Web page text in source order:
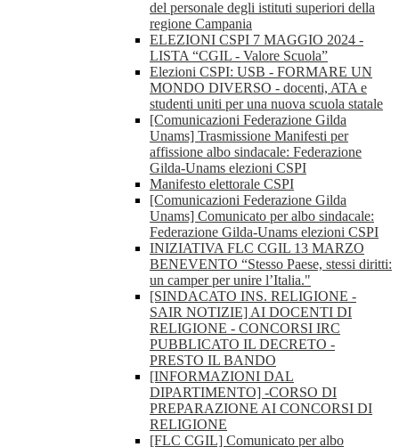
del personale degli istituti superiori della
regione Campania
ELEZIONI CSPI 7 MAGGIO 2024 -
LISTA “CGIL - Valore Scuola”
Elezioni CSPI: USB - FORMARE UN
MONDO DIVERSO - docenti, ATA e
studenti uniti per una nuova scuola statale
[Comunicazioni Federazione Gilda
Unams] Trasmissione Manifesti per
affissione albo sindacale: Federazione
Gilda-Unams elezioni CSPI
Manifesto elettorale CSPI
[Comunicazioni Federazione Gilda
Unams] Comunicato per albo sindacale:
Federazione Gilda-Unams elezioni CSPI
INIZIATIVA FLC CGIL 13 MARZO
BENEVENTO “Stesso Paese, stessi diritti:
un camper per unire l’Italia."
[SINDACATO INS. RELIGIONE -
SAIR NOTIZIE] AI DOCENTI DI
RELIGIONE - CONCORSI IRC
PUBBLICATO IL DECRETO -
PRESTO IL BANDO
[INFORMAZIONI DAL
DIPARTIMENTO] -CORSO DI
PREPARAZIONE AI CONCORSI DI
RELIGIONE
[FLC CGIL] Comunicato per albo